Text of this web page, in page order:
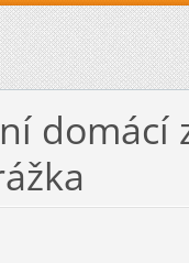
domácí